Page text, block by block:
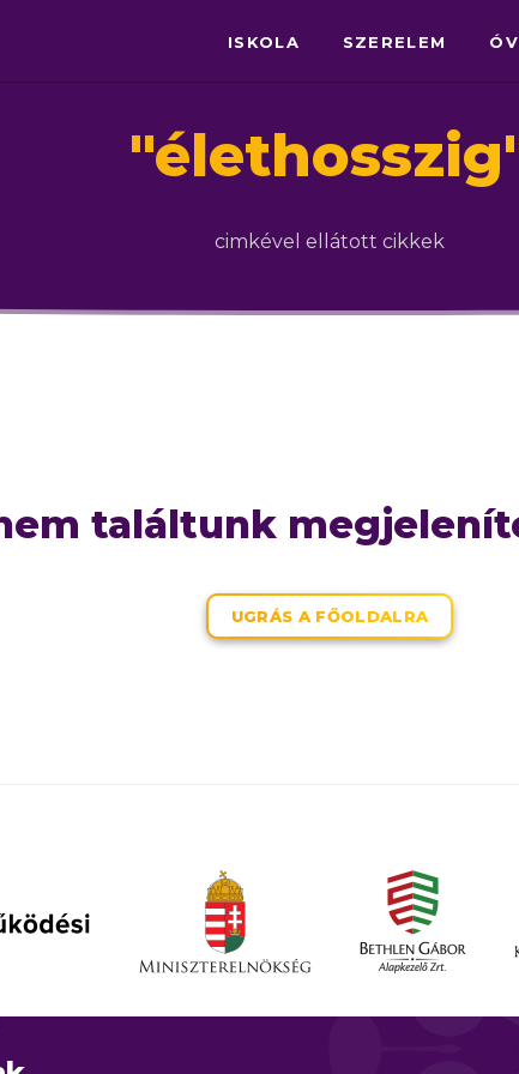
ISKOLA SZERELEM
"élethosszig
cimkével ellátott cikkek
találtunk
UGRÁS A FŐOLDALRA